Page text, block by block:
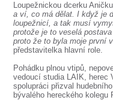
Loupežnickou dcerku
a ví, co má dělat. I když je
loupežnicí, a tak musí
protože je to veselá
proto že to byla moje první
představitelka hlavní role.
Pohádku plnou vtipů,
vedoucí studia LAIK, herec
spolupráci přizval
bývalého hereckého